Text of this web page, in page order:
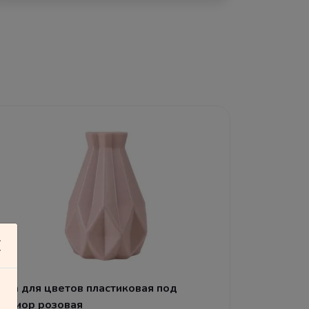
Ваза для цветов пластиковая под
мрамор розовая